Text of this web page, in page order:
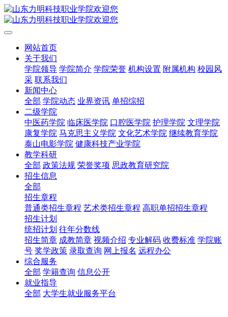
网站首页
关于我们
学院领导 学院简介 学院荣誉 机构设置 附属机构 校园风
采 联系我们
新闻中心
全部 学院动态 业界资讯 单招综招
二级学院
中医药学院 临床医学院 口腔医学院 护理学院 文理学院
康复学院 马克思主义学院 文化艺术学院 继续教育学院
泰山电影学院 健康科技产业学院
教学科研
全部 政策法规 荣誉奖项 思政教育研究院
招生信息
全部
招生章程
普通类招生章程 艺术类招生章程 高职单招招生章程
招生计划
统招计划 往年分数线
招生简章 成教简章 视频介绍 专业解码 收费标准 学院账
号 奖学政策 录取查询 网上报名 远程办公
综合服务
全部 学籍查询 信息公开
就业指导
全部 大学生就业服务平台